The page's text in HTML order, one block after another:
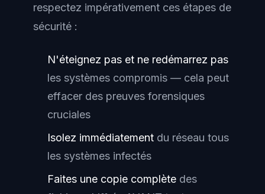
respectez impérativement ces étapes de
sécurité :
N'éteignez pas et ne redémarrez pas
les systèmes compromis — cela peut
effacer des preuves forensiques
cruciales
Isolez immédiatement du réseau tous
les systèmes infectés
Faites une copie complète des